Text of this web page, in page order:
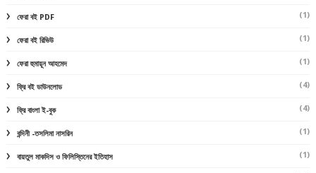
ফেরা বই PDF (1)
ফেরা বই রিভিউ (1)
ফেরা হুমায়ূন আহমেদ (1)
ফ্রি বই ডাউনলোড (4)
ফ্রি বাংলা ই-বুক (4)
বন্দিনী -তসলিমা নাসরিন (1)
বায়তুল মাকদিস ও ফিলিস্তিনের ইতিহাস (1)